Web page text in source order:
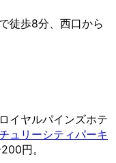
徒歩8分、西口から
イヤルパインズホテ
ュリーシティパーキ
円。